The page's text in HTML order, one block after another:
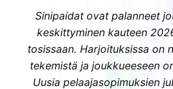
Sinipaidat ovat palanneet
keskittyminen kauteen
tosissaan. Harjoituksissa on
tekemistä ja joukkueeseen
Uusia pelaajasopimuksien